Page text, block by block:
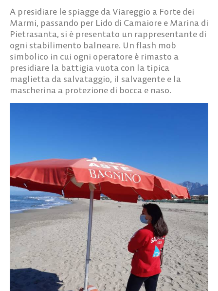
A presidiare le spiagge da Viareggio a Forte dei
Marmi, passando per Lido di Camaiore e Marina di
Pietrasanta, si è presentato un rappresentante di
ogni stabilimento balneare. Un flash mob
simbolico in cui ogni operatore è rimasto a
presidiare la battigia vuota con la tipica
maglietta da salvataggio, il salvagente e la
mascherina a protezione di bocca e naso.